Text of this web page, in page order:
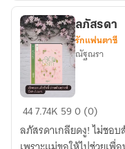
ลาภ
มหาศาล
ใน
ยุค
1960’s
ลภัส
รดา
ลภัสรดา
รักแฟนตาซี
ณัฐณรา
447.74K 590 (0)
ลภัสรดาเกลียดงู! ไม่ชอ